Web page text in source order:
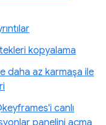
kopyalama
daha az karmaşa ile
canlı
panelini açma